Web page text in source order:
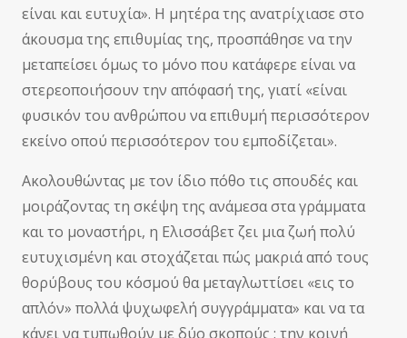
είναι και ευτυχία». Η μητέρα της ανατρίχιασε στο
άκουσμα της επιθυμίας της, προσπάθησε να την
μεταπείσει όμως το μόνο που κατάφερε είναι να
στερεοποιήσουν την απόφασή της, γιατί «είναι
φυσικόν του ανθρώπου να επιθυμή περισσότερον
εκείνο οπού περισσότερον του εμποδίζεται».
Ακολουθώντας με τον ίδιο πόθο τις σπουδές και
μοιράζοντας τη σκέψη της ανάμεσα στα γράμματα
και το μοναστήρι, η Ελισσάβετ ζει μια ζωή πολύ
ευτυχισμένη και στοχάζεται πώς μακριά από τους
θορύβους του κόσμού θα μεταγλωττίσει «εις το
απλόν» πολλά ψυχωφελή συγγράμματα» και να τα
κάνει να τυπωθούν με δύο σκοπούς : την κοινή